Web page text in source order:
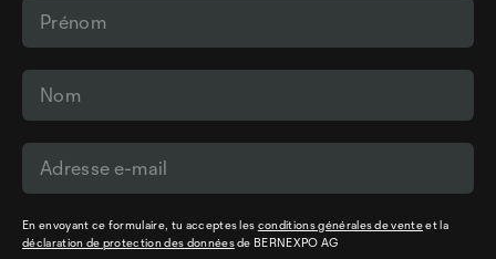
En envoyant ce formulaire, tu acceptes les conditions générales de venteet la
déclaration de protection des donnéesde BERNEXPO AG